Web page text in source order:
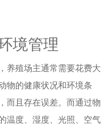
境管理
养殖场主通常需要花费大
物的健康状况和环境条
而且存在误差。而通过物
温度、湿度、光照、空气